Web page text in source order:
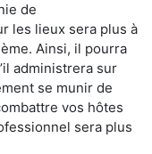
de
les lieux sera plus à
Ainsi, il pourra
administrera sur
se munir de
vos hôtes
sera plus